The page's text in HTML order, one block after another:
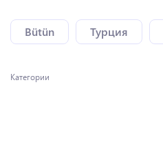
Bütün Турция
Категории